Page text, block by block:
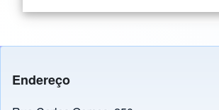
Endereço